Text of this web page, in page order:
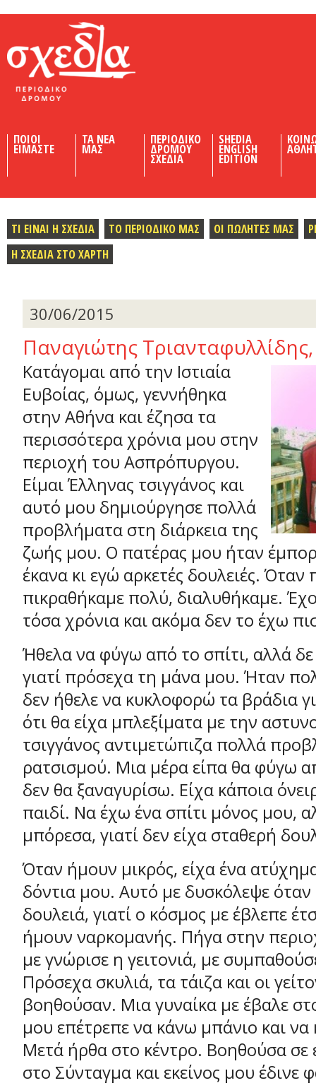
ΠΟΙΟΙ
ΕΙΜΑΣΤΕ
ΤΑ ΝΕΑ
ΜΑΣ
ΠΕΡΙΟΔΙΚΟ
ΔΡΟΜΟΥ
ΣΧΕΔΙΑ
SHEDIA
ENGLISH
EDITION
ΤΙ ΕΙΝΑΙ Η ΣΧΕΔΙΑ ΤΟ ΠΕΡΙΟΔΙΚΟ ΜΑΣ ΟΙ ΠΩΛΗΤΕΣ ΜΑΣ
Η ΣΧΕΔΙΑ ΣΤΟ ΧΑΡΤΗ
30/06/2015
Παναγιώτης
Κατάγομαι από την Ιστιαία
Ευβοίας, όμως, γεννήθηκα
στην Αθήνα και έζησα τα
περισσότερα χρόνια μου στην
περιοχή του Ασπρόπυργου.
Είμαι Έλληνας τσιγγάνος και
αυτό μου δημιούργησε πολλά
προβλήματα στη διάρκεια της
ζωής μου. Ο πατέρας μου ήταν
έκανα κι εγώ αρκετές δουλειές. Όταν
πικραθήκαμε πολύ, διαλυθήκαμε.
τόσα χρόνια και ακόμα δεν το έχω
Ήθελα να φύγω από το σπίτι, αλλά
γιατί πρόσεχα τη μάνα μου. Ήταν
δεν ήθελε να κυκλοφορώ τα βράδια
ότι θα είχα μπλεξίματα με την
τσιγγάνος αντιμετώπιζα πολλά
ρατσισμού. Μια μέρα είπα θα φύγω
δεν θα ξαναγυρίσω. Είχα κάποια
παιδί. Να έχω ένα σπίτι μόνος μου,
μπόρεσα, γιατί δεν είχα σταθερή
Όταν ήμουν μικρός, είχα ένα
δόντια μου. Αυτό με δυσκόλεψε όταν
δουλειά, γιατί ο κόσμος με έβλεπε
ήμουν ναρκομανής. Πήγα στην
με γνώρισε η γειτονιά, με
Πρόσεχα σκυλιά, τα τάιζα και οι
βοηθούσαν. Μια γυναίκα με έβαλε
μου επέτρεπε να κάνω μπάνιο και να
Μετά ήρθα στο κέντρο. Βοηθούσα σε
στο Σύνταγμα και εκείνος μου έδινε